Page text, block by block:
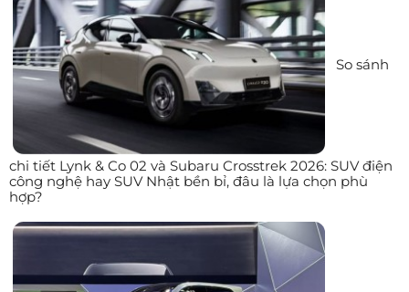
So sánh
chi tiết Lynk & Co 02 và Subaru Crosstrek 2026: SUV điện
công nghệ hay SUV Nhật bền bỉ, đâu là lựa chọn phù
hợp?